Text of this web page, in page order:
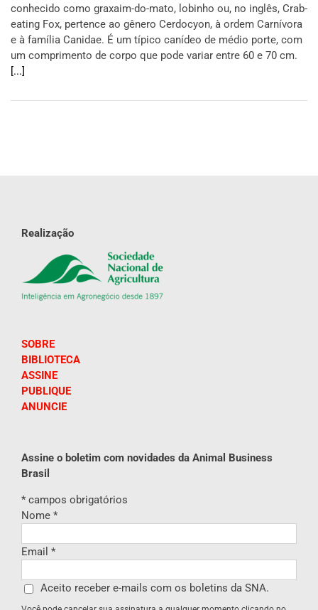
conhecido como graxaim-do-mato, lobinho ou, no inglês, Crab-
eating Fox, pertence ao gênero Cerdocyon, à ordem Carnívora
e à família Canidae. É um típico canídeo de médio porte, com
um comprimento de corpo que pode variar entre 60 e 70 cm.
[...]
Realização
SOBRE
BIBLIOTECA
ASSINE
PUBLIQUE
ANUNCIE
Assine o boletim com novidades da Animal Business
Brasil
* campos obrigatórios
Nome *
Email *
Aceito receber e-mails com os boletins da SNA.